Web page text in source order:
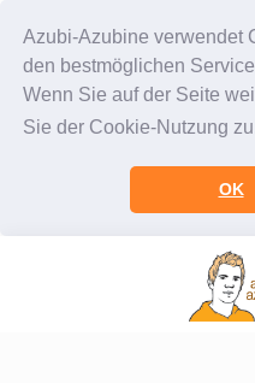
Azubi-Azubine verwendet
den bestmöglichen
Wenn Sie auf der Seite
Sie der Cookie-Nutzung
OK